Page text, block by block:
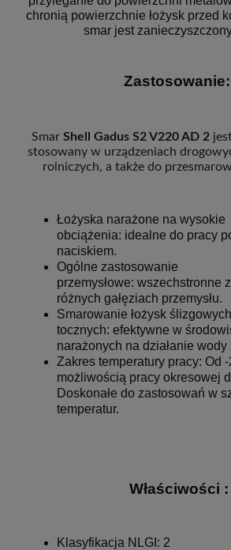
chronią powierzchnie łożysk przed
smar jest
Zastosowanie:
Smar Shell Gadus S2 V220 AD 2
stosowany w urządzeniach
rolniczych, a także do
Łożyska narażone na wysokie
obciążenia: idealne do pracy
naciskiem.
Ogólne zastosowanie
przemysłowe: wszechstronne
różnych gałęziach przemysłu.
Smarowanie łożysk
tocznych: efektywne w
narażonych na działanie
Zakres temperatury pracy: Od
możliwością pracy okresowej
Doskonałe do zastosowań w
temperatur.
Właściwości :
Klasyfikacja NLGI: 2